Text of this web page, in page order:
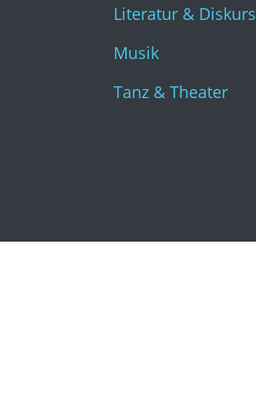
Literatur & Diskurs
Musik
Tanz & Theater